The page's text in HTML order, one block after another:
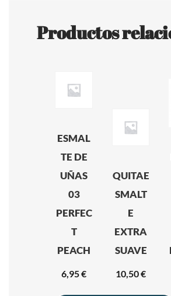
Productos
ESMAL
TE DE
UÑAS
03
PERFEC
T
PEACH
6,95€
QUITAE
SMALT
E
EXTRA
SUAVE
10,50€